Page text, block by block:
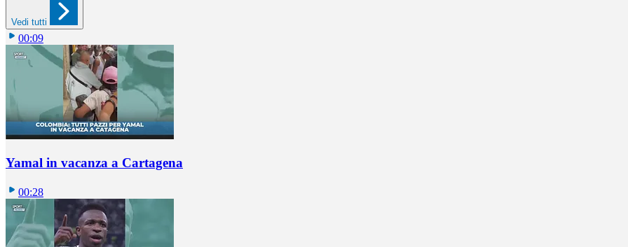
Vedi tutti
00:09
Yamal in vacanza a Cartagena
00:28